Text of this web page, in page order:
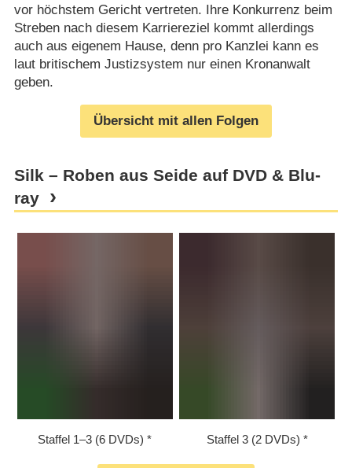
vor höchstem Gericht vertreten. Ihre Konkurrenz beim
Streben nach diesem Karriereziel kommt allerdings
auch aus eigenem Hause, denn pro Kanzlei kann es
laut britischem Justizsystem nur einen Kronanwalt
geben.
Übersicht mit allen Folgen
Silk – Roben aus Seide auf DVD & Blu-
ray
Staffel 1⁠–⁠3 (6 DVDs) Staffel 3 (2 DVDs)